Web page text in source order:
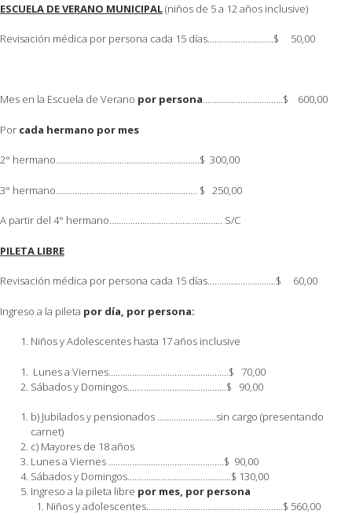
ESCUELA DE VERANO MUNICIPAL(niños de 5 a 12 años inclusive)
Revisación médica por persona cada 15 días……………………….$ 50,00
Mes en la Escuela de Verano por persona…………………………….$ 600,00
Por cada hermano por mes
2° hermano……………………………………….……………$ 300,00
3° hermano…………………………………………………… $ 250,00
A partir del 4° hermano………………………………………… S/C
PILETA LIBRE
Revisación médica por persona cada 15 días………………………..$ 60,00
Ingreso a la pileta por día, por persona:
Niños y Adolescentes hasta 17 años inclusive
Lunes a Viernes……………………………………………$ 70,00
Sábados y Domingos……………………………………$ 90,00
b) Jubilados y pensionados …………………….sin cargo (presentando
carnet)
c) Mayores de 18 años
Lunes a Viernes ………………………………………….$ 90,00
Sábados y Domingos……………………………………..$ 130,00
Ingreso a la pileta libre por mes, por persona
Niños y adolescentes………………………………………………….$ 560,00